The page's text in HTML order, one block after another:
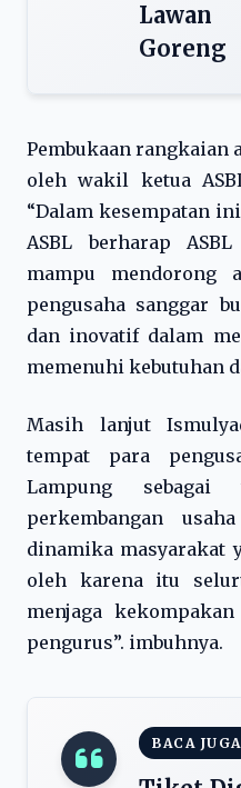
Goreng
Pembukaan rangkaian
oleh wakil ketua
“Dalam kesempatan
ASBL berharap
mampu mendorong
pengusaha sanggar
dan inovatif dalam
memenuhi kebutuhan
Masih lanjut
tempat para
Lampung sebagai
perkembangan
dinamika masyarakat
oleh karena itu
menjaga
pengurus”. imbuhnya.
BACA JUGA